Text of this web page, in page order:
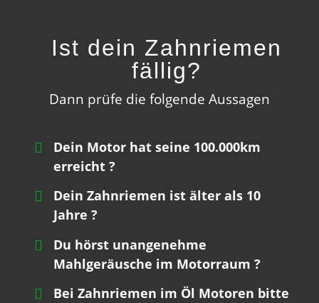
Ist dein Zahnriemen
fällig?
Dann prüfe die folgende Aussagen
Dein Motor hat seine 100.000km
erreicht ?
Dein Zahnriemen ist älter als 10
Jahre ?
Du hörst unangenehme
Mahlgeräusche im Motorraum ?
Bei Zahnriemen im Öl Motoren bitte